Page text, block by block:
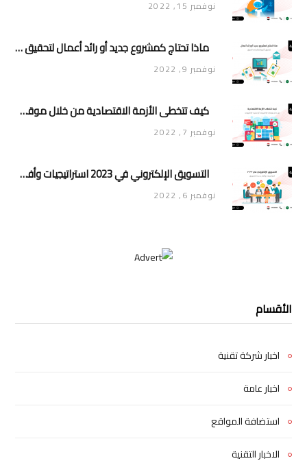
نوفمبر 15, 2022
ماذا تحتاج كمشروع جديد أو رائد أعمال لتحقيق تأثير وانتشار في السوق
نوفمبر 9, 2022
كيف تتخطى الأزمة الاقتصادية من خلال موقعك الإلكتروني أو متجرك الإلكتروني
نوفمبر 7, 2022
التسويق الإلكتروني في 2023 استراتيجيات وأفكار جديدة للتسويق
نوفمبر 6, 2022
الأقسام
اخبار شركة تقنية
اخبار عامة
استضافة المواقع
الاخبار التقنية